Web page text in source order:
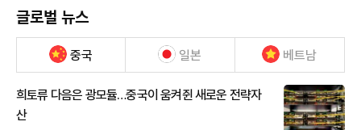
글로벌 뉴스
중국 일본 베트남
희토류 다음은 광모듈…중국이 움켜쥔 새로운 전략자
산